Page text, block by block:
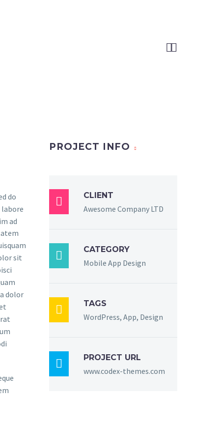

do
ad
sit
dolor
PROJECT INFO
 CLIENT
Awesome Company LTD
 CATEGORY
Mobile App Design
 TAGS
WordPress, App, Design
 PROJECT URL
www.codex-themes.com